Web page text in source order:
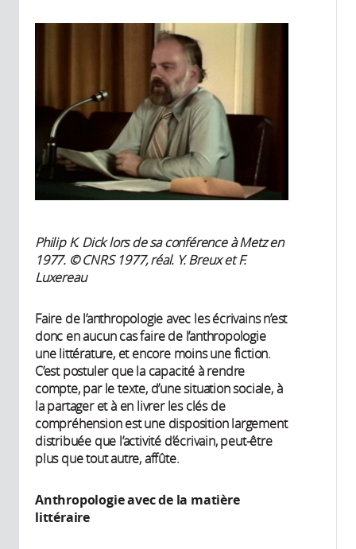
Philip K. Dick lors de sa conférence à Metz en
1977. © CNRS 1977, réal. Y. Breux et F.
Luxereau
Faire de l’anthropologie avec les écrivains n’est
donc en aucun cas faire de l’anthropologie
une littérature, et encore moins une fiction.
C’est postuler que la capacité à rendre
compte, par le texte, d’une situation sociale, à
la partager et à en livrer les clés de
compréhension est une disposition largement
distribuée que l’activité d’écrivain, peut-être
plus que tout autre, affûte.
Anthropologie avec de la matière
littéraire